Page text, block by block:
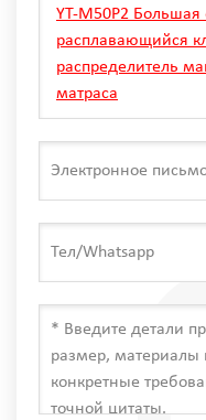
YT-M50P2 Большая
расплавающийся
распределитель
матраса